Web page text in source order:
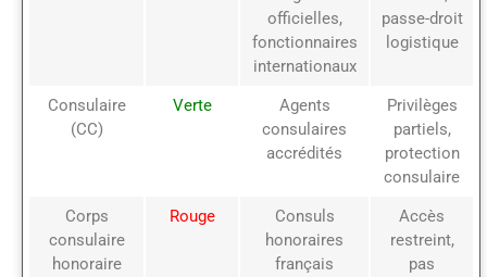
officielles,
fonctionnaires
internationaux
passe-droit
logistique
Consulaire
(CC)
Verte
Agents
consulaires
accrédités
Privilèges
partiels,
protection
consulaire
Corps
consulaire
honoraire
Rouge
Consuls
honoraires
français
Accès
restreint,
pas